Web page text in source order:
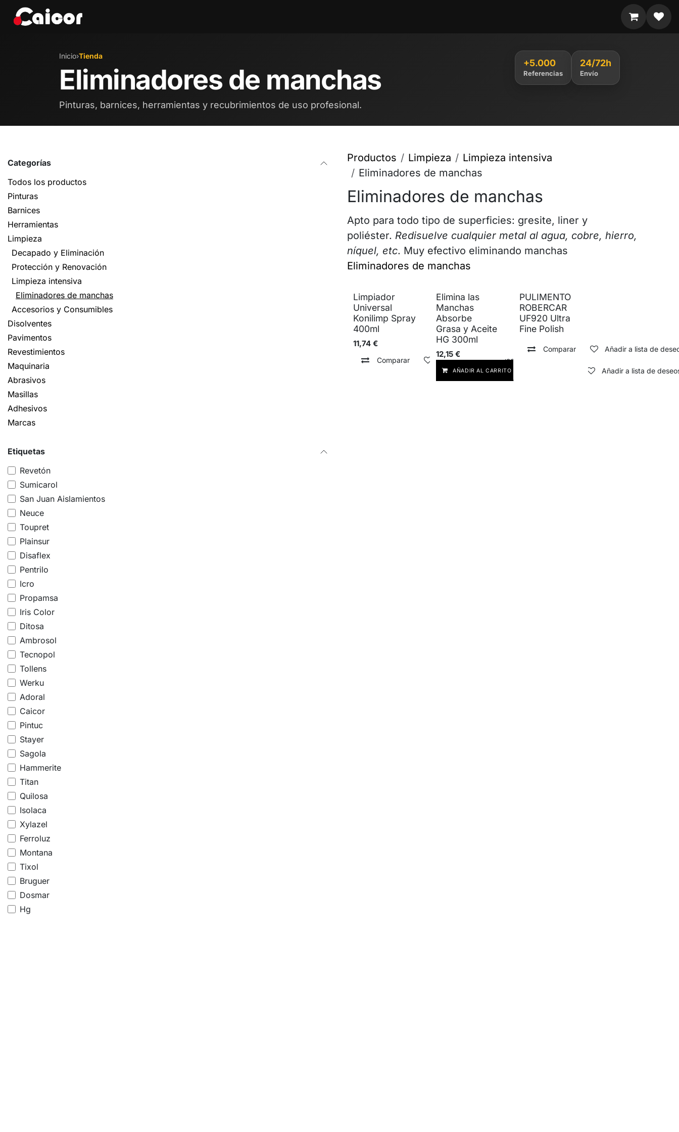
Inicio›Tienda
Eliminadores de manchas
Pinturas, barnices, herramientas y recubrimientos de uso profesional.
+5.000
Referencias
24/72h
Envío
Categorías
Todos los productos
Pinturas
Barnices
Herramientas
Limpieza
Decapado y Eliminación
Protección y Renovación
Limpieza intensiva
Eliminadores de manchas
Accesorios y Consumibles
Disolventes
Pavimentos
Revestimientos
Maquinaria
Abrasivos
Masillas
Adhesivos
Marcas
Etiquetas
Revetón
Sumicarol
San Juan Aislamientos
Neuce
Toupret
Plainsur
Disaflex
Pentrilo
Icro
Propamsa
Iris Color
Ditosa
Ambrosol
Tecnopol
Tollens
Werku
Adoral
Caicor
Pintuc
Stayer
Sagola
Hammerite
Titan
Quilosa
Isolaca
Xylazel
Ferroluz
Montana
Tixol
Bruguer
Dosmar
Hg
Productos Limpieza
Limpieza intensiva
Eliminadores de manchas
Eliminadores de manchas
Apto para todo tipo de superficies: gresite, liner y
poliéster. Redisuelve cualquier metal al agua, cobre, hierro,
níquel, etc. Muy efectivo eliminando manchas
Eliminadores de manchas
Limpiador
Universal
Konilimp Spray
400ml
11,74 €
Comparar Añadir a lista de deseos
Elimina las
Manchas
Absorbe
Grasa y Aceite
HG 300ml
12,15 €
AÑADIR AL CARRITO Añadir a lista de
PULIMENTO
ROBERCAR
UF920 Ultra
Fine Polish
Comparar Añadir a lista de